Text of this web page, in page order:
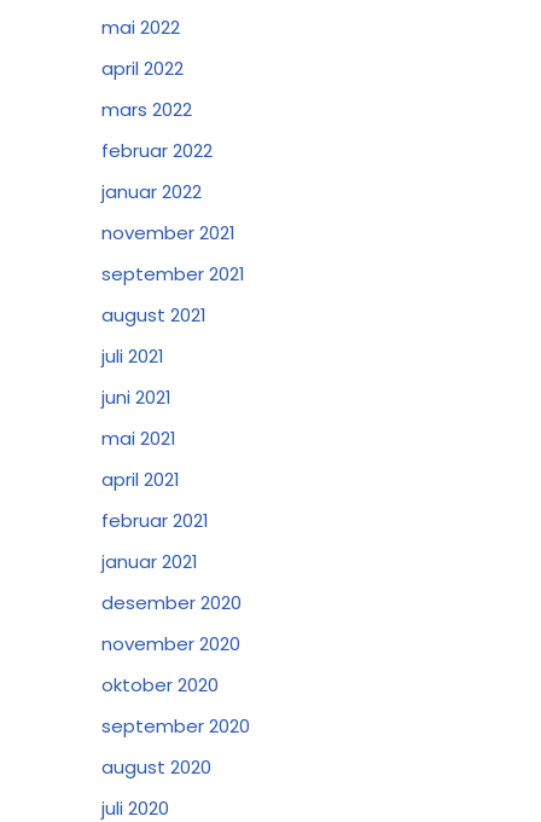
mai 2022
april 2022
mars 2022
februar 2022
januar 2022
november 2021
september 2021
august 2021
juli 2021
juni 2021
mai 2021
april 2021
februar 2021
januar 2021
desember 2020
november 2020
oktober 2020
september 2020
august 2020
juli 2020